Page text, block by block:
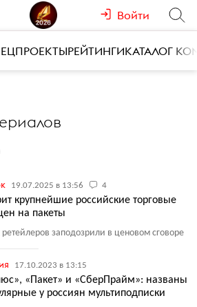
Войти
РЕЙТИНГИКАТАЛОГ
19.07.2025 в 13:56 4
крупнейшие российские торговые
на пакеты
заподозрили в ценовом сговоре
17.10.2023 в 13:15
«Пакет» и «СберПрайм»: названы
у россиян мультиподписки